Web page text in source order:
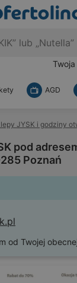
AGD
JYSK i godziny
pod
Poznań
od Twojej